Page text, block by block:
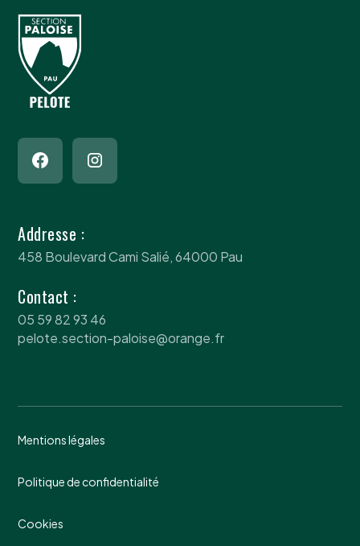
Addresse :
458 Boulevard Cami Salié, 64000 Pau
Contact :
05 59 82 93 46
pelote.section-paloise@orange.fr
Mentions légales
Politique de confidentialité
Cookies